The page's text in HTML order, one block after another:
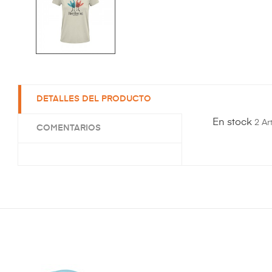
DETALLES DEL PRODUCTO
COMENTARIOS
En stock 2